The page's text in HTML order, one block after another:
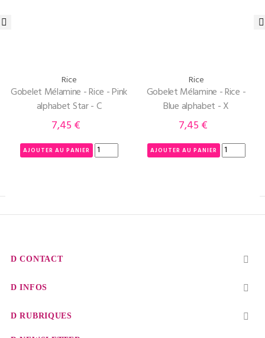
Rice
Gobelet Mélamine - Rice - Pink
alphabet Star - C
Prix
7,45 €
AJOUTER AU PANIER
Rice
Gobelet Mélamine - Rice -
Blue alphabet - X
Prix
7,45 €
AJOUTER AU PANIER
CONTACT 
INFOS 
RUBRIQUES 